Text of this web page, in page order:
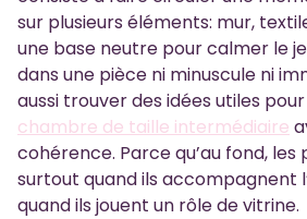
sur plusieurs éléments: mur,
une base neutre pour calmer le
dans une pièce ni minuscule ni
aussi trouver des idées utiles pour
chambre de taille intermédiaire
cohérence. Parce qu’au fond, les
surtout quand ils accompagnent
quand ils jouent un rôle de vitrine.